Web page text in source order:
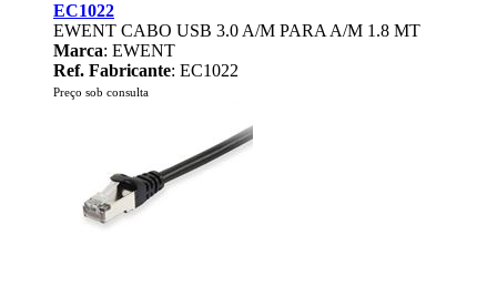
EC1022
EWENT CABO USB 3.0 A/M PARA A/M 1.8 MT
Marca: EWENT
Ref. Fabricante: EC1022
Preço sob consulta